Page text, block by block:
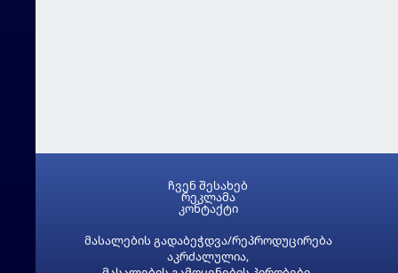
მასალების გადაბეჭდვა/რეპროდუცირება
აკრძალულია,
ჩვენ შესახებ
რეკლამა
კონტაქტი